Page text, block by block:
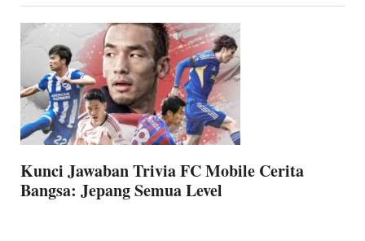
Kunci Jawaban Trivia FC Mobile Cerita
Bangsa: Jepang Semua Level